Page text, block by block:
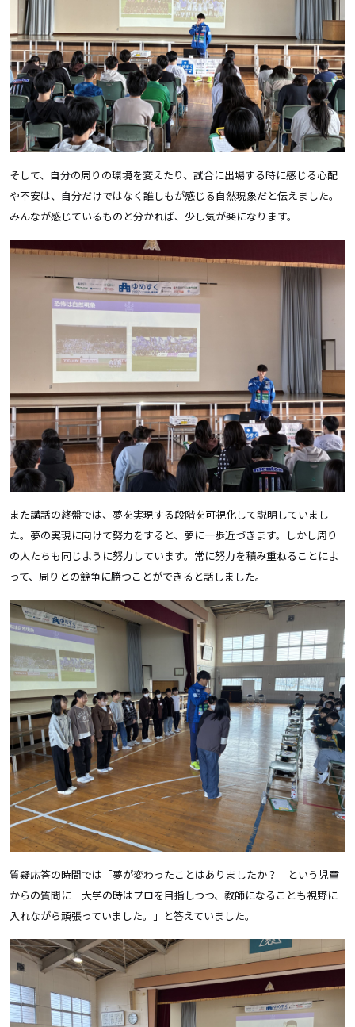
そして、自分の周りの環境を変えたり、試合に出場する時に感じる心配
や不安は、自分だけではなく誰しもが感じる自然現象だと伝えました。
みんなが感じているものと分かれば、少し気が楽になります。
また講話の終盤では、夢を実現する段階を可視化して説明していまし
た。夢の実現に向けて努力をすると、夢に一歩近づきます。しかし周り
の人たちも同じように努力しています。常に努力を積み重ねることによ
って、周りとの競争に勝つことができると話しました。
質疑応答の時間では「夢が変わったことはありましたか？」という児童
からの質問に「大学の時はプロを目指しつつ、教師になることも視野に
入れながら頑張っていました。」と答えていました。